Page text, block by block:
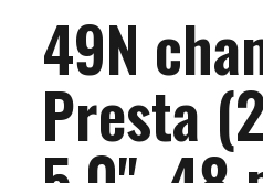
49N
Presta